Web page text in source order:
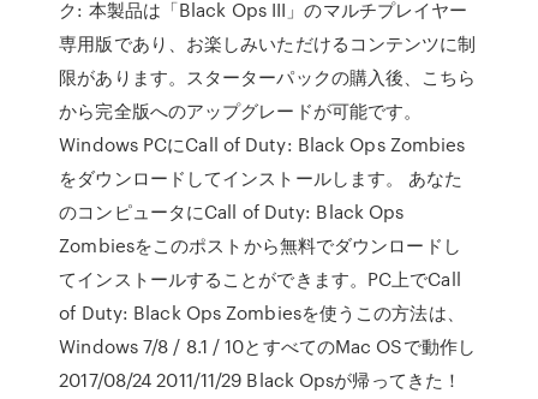
ク: 本製品は「Black Ops III」のマルチプレイヤー
専用版であり、お楽しみいただけるコンテンツに制
限があります。スターターパックの購入後、こちら
から完全版へのアップグレードが可能です。
Windows PCにCall of Duty: Black Ops Zombies
をダウンロードしてインストールします。 あなた
のコンピュータにCall of Duty: Black Ops
Zombiesをこのポストから無料でダウンロードし
てインストールすることができます。PC上でCall
of Duty: Black Ops Zombiesを使うこの方法は、
Windows 7/8 / 8.1 / 10とすべてのMac OSで動作し
2017/08/24 2011/11/29 Black Opsが帰ってきた！